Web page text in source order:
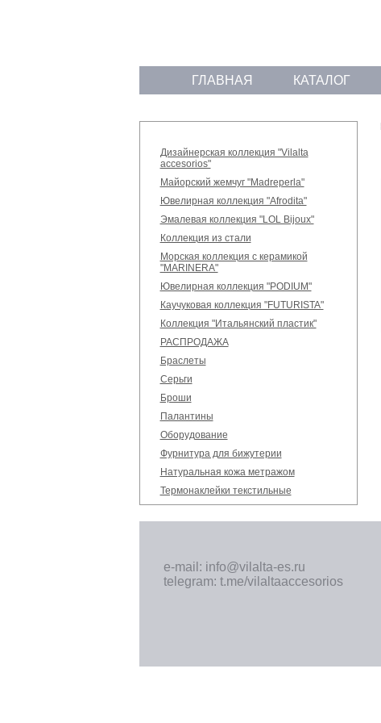
ГЛАВНАЯ КАТАЛОГ
Дизайнерская коллекция "Vilalta
accesorios"
Майорский жемчуг "Madreperla"
Ювелирная коллекция "Afrodita"
Эмалевая коллекция "LOL Bijoux"
Коллекция из стали
Морская коллекция с керамикой
"MARINERA"
Ювелирная коллекция "PODIUM"
Каучуковая коллекция "FUTURISTA"
Коллекция "Итальянский пластик"
РАСПРОДАЖА
Браслеты
Серьги
Броши
Палантины
Оборудование
Фурнитура для бижутерии
Натуральная кожа метражом
Термонаклейки текстильные
e-mail: info@vilalta-es.ru
telegram: t.me/vilaltaaccesorios